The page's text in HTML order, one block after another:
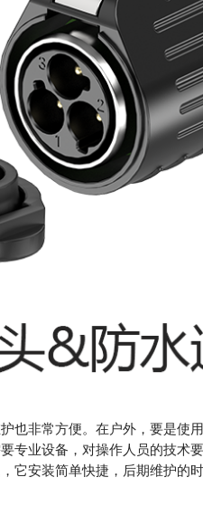
也非常方便。在户外，要是使
专业设备，对操作人员的技术
它安装简单快捷，后期维护的